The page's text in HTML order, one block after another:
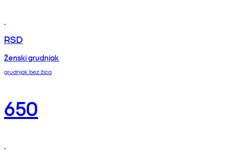
RSD
Ženski grudnjak
grudnjak bez žica
650